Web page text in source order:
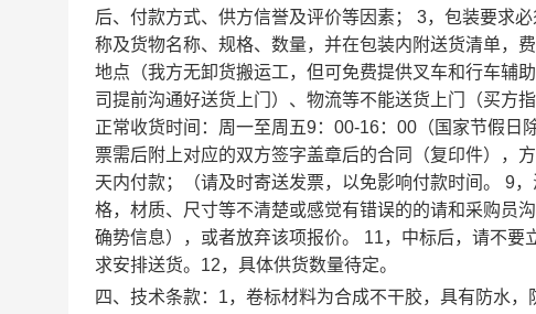
后、付款方式、供方信誉及评价等因素； 3，包装要求
称及货物名称、规格、数量，并在包装内附送货清单，
地点（我方无卸货搬运工，但可免费提供叉车和行车辅
司提前沟通好送货上门）、物流等不能送货上门（买方
正常收货时间：周一至周五9：00-16：00（国家节假日
票需后附上对应的双方签字盖章后的合同（复印件），
天内付款；（请及时寄送发票，以免影响付款时间。 9
格，材质、尺寸等不清楚或感觉有错误的的请和采购员
确势信息），或者放弃该项报价。 11，中标后，请不
求安排送货。12，具体供货数量待定。
四、技术条款：1，卷标材料为合成不干胶，具有防水